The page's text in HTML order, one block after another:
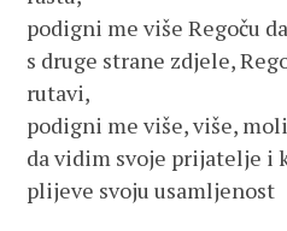
podigni me više Regoču
s druge strane zdjele,
rutavi,
podigni me više, više,
da vidim svoje prijatelje i
plijeve svoju usamljenost